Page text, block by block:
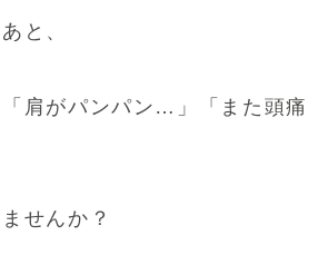
と、
肩がパンパン…」「また頭痛
せんか？